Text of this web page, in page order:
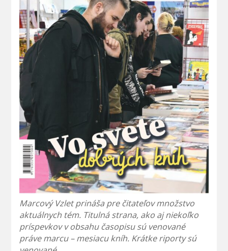
Marcový Vzlet prináša pre čitateľov množstvo
aktuálnych tém. Titulná strana, ako aj niekoľko
príspevkov v obsahu časopisu sú venované
práve marcu – mesiacu kníh. Krátke riporty sú